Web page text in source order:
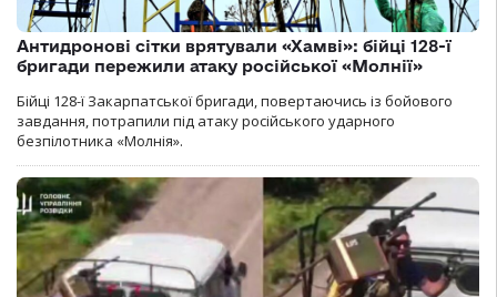
Антидронові сітки врятували «Хамві»: бійці 128-ї
бригади пережили атаку російської «Молнії»
Бійці 128-ї Закарпатської бригади, повертаючись із бойового
завдання, потрапили під атаку російського ударного
безпілотника «Молнія».